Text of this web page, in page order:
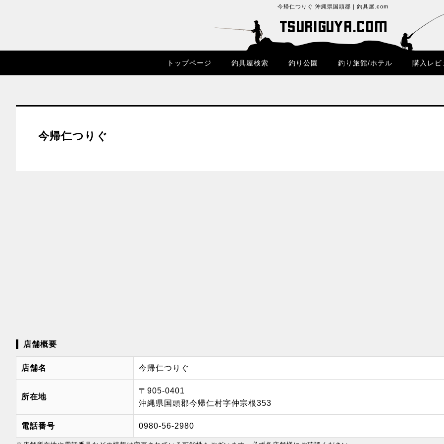
今帰仁つりぐ 沖縄県国頭郡｜釣具屋.com
トップページ 釣具屋検索 釣り公園 釣り旅館/ホテル 購入レビ
今帰仁つりぐ
店舗概要
店舗名 今帰仁つりぐ
所在地
〒905-0401
沖縄県国頭郡今帰仁村字仲宗根353
電話番号 0980-56-2980